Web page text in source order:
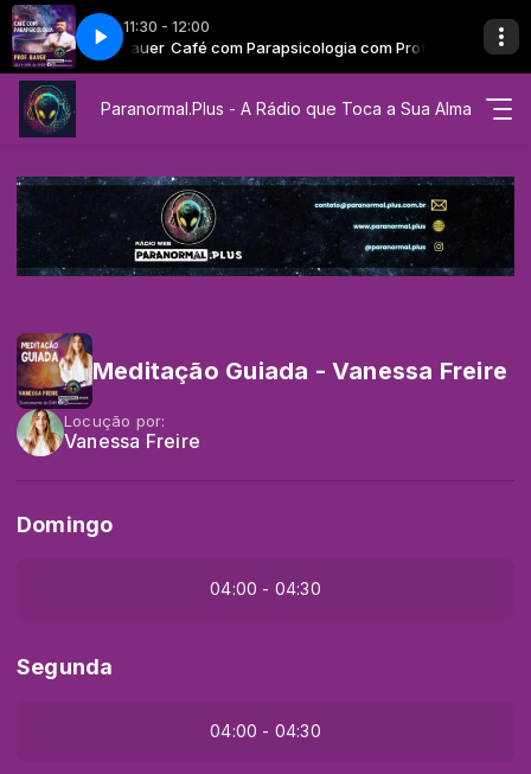
11:30 - 12:00
com Prof. Bauer Café com Parapsicologia com Prof. Bauer
- Bauer EP 17 - Café com Parapsicologia - Bauer
Nova Era com Alê NicolaFrequência Vibracional Para a Nova Era com
Paranormal.Plus - A Rádio que Toca a Sua Alma
Meditação Guiada - Vanessa Freire
Locução por:
Vanessa Freire
Domingo
04:00 - 04:30
Segunda
04:00 - 04:30